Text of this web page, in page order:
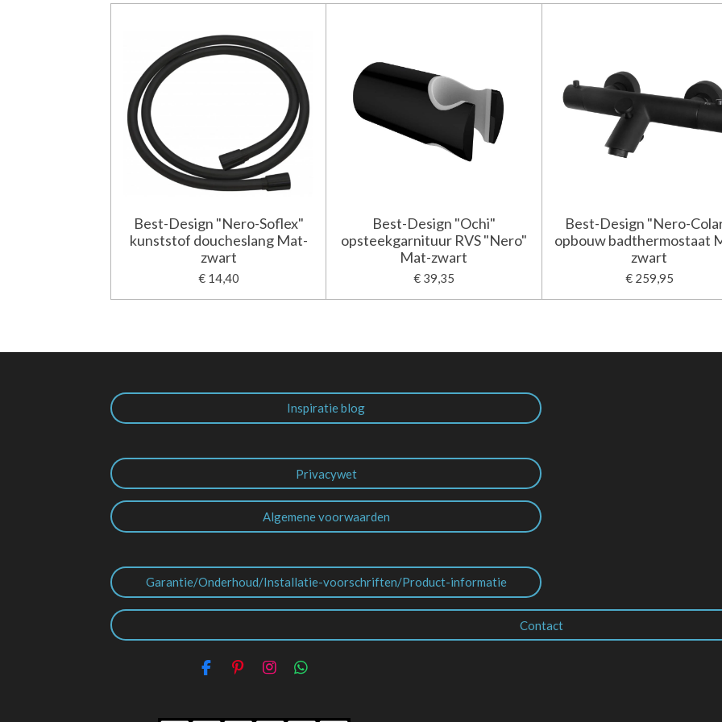
Best-Design "Nero-Soflex"
kunststof doucheslang Mat-
zwart
€ 14,40
Best-Design "Ochi"
opsteekgarnituur RVS "Nero"
Mat-zwart
€ 39,35
Best-Design "Nero-
opbouw badthermostaat
zwart
€ 259,95
Inspiratie blog
Privacywet
Algemene voorwaarden
Garantie/Onderhoud/Installatie-voorschriften/Product-informatie
Contact
F
e
P
t
I
t
W
t